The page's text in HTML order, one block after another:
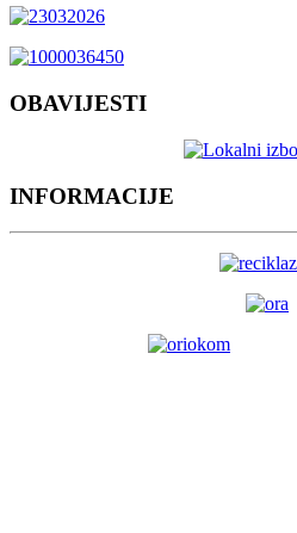
OBAVIJESTI
INFORMACIJE